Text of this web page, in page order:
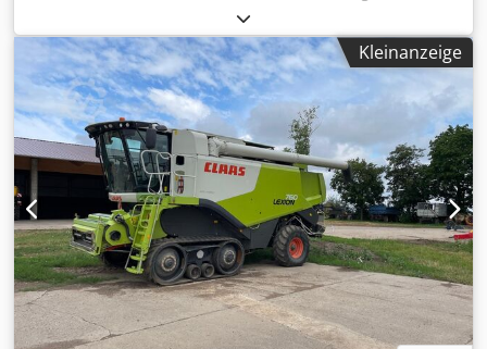
abklappbarer Kratzboden 3. Tastrad unter PickUp / 6905
Ladungen Nachlauflenkachse Deichselfederung
hydraulisch Achsfederung / mechanisch LoadSensing
PickUp 40 Messer Schneidwerk LED-Lichtpaket /
Kraftmessbolzen für L Crodpjtpn Tpjfx Acnef
Kleinanzeige